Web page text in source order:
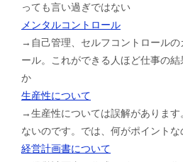
っても言い過ぎではない
メンタルコントロール
→自己管理、セルフコントロールの
ール。これができる人ほど仕事の
か
生産性について
→生産性については誤解があります
ないのです。では、何がポイント
経営計画書について